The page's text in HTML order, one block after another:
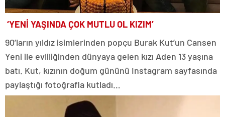
‘YENİ YAŞINDA ÇOK MUTLU OL KIZIM’
90’ların yıldız isimlerinden popçu Burak Kut’un Cansen
Yeni ile evliliğinden dünyaya gelen kızı Aden 13 yaşına
batı. Kut, kızının doğum gününü Instagram sayfasında
paylaştığı fotoğrafla kutladı…